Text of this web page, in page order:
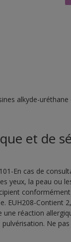
alkyde-uréthane
et de
En cas de
yeux, la peau ou
EUH208-Contient
réaction
Ne